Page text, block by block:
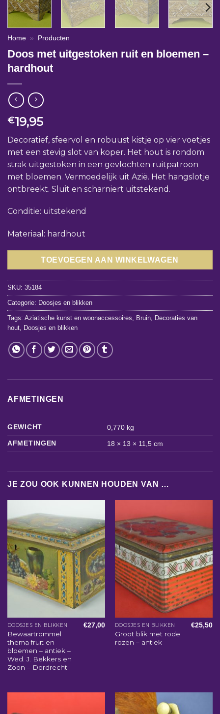
Home » Producten
Doos met uitgestoken ruit en bloemen –
hardhout
€19,95
Decoratief, sfeervol en robuust kistje op vier voetjes
met een stevig slot van koper. Het hout is rondom
strak uitgestoken in een gevlochten ruitpatroon
met bloemen. Vermoedelijk uit Azië. Het hangslotje
ontbreekt. Sluit en scharniert uitstekend.
Conditie: uitstekend
Materiaal: hardhout
TOEVOEGEN AAN WINKELWAGEN
SKU: 35184
Categorie: Doosjes en blikken
Tags: Aziatische kunst en woonaccessoires Bruin
Decoraties van
hout
Doosjes en blikken
AFMETINGEN
GEWICHT
0,770 kg
AFMETINGEN
18 × 13 × 11,5 cm
JE ZOU OOK KUNNEN HOUDEN VAN …
DOOSJES EN BLIKKEN
Bewaartrommel
thema fruit en
bloemen – antiek –
Wed. J. Bekkers en
Zoon – Dordrecht
€27,00 DOOSJES EN BLIKKEN
Groot blik met rode
rozen – antiek
€25,50